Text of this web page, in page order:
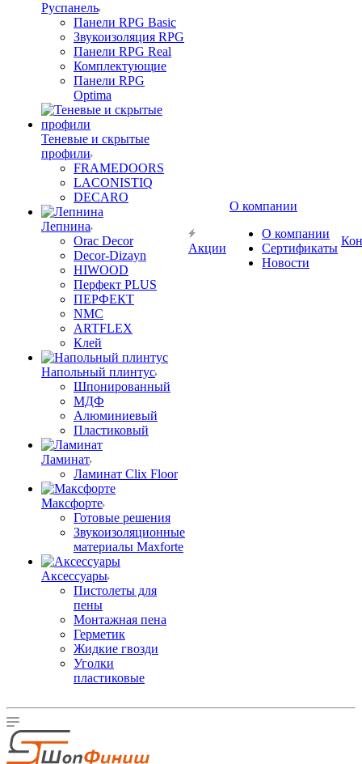
Руспанель
Панели RPG Basic
Звукоизоляция RPG
Панели RPG Real
Комплектующие
Панели RPG
Optima
Теневые и скрытые
профили
FRAMEDOORS
LACONISTIQ
DECARO
Лепнина
Orac Decor
Decor-Dizayn
HIWOOD
Перфект PLUS
ПЕРФЕКТ
NMC
ARTFLEX
Клей
Напольный плинтус
Шпонированный
МДФ
Алюминиевый
Пластиковый
Ламинат
Ламинат Clix Floor
Максфорте
Готовые решения
Звукоизоляционные
материалы Maxforte
Аксессуары
Пистолеты для
пены
Монтажная пена
Герметик
Жидкие гвозди
Уголки
пластиковые
Акции
О компании
О компании
Сертификаты
Новости